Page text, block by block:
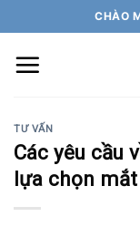
to
content
CHÀO
TƯ VẤN
Các yêu cầu
lựa chọn mắt